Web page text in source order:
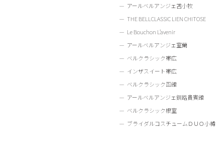
アールベルアンジェ苫小牧
THE BELLCLASSIC LIEN CHITOSE
Le Bouchon L’avenir
アールベルアンジェ室蘭
ベルクラシック帯広
インザスイート帯広
ベルクラシック函館
アールベルアンジェ釧路貴賓館
ベルクラシック根室
ブライダルコスチュームＤＵＯ小樽